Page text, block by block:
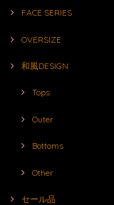
FACE SERIES
OVERSIZE
和風DESIGN
Tops
Outer
Bottoms
Other
セール品